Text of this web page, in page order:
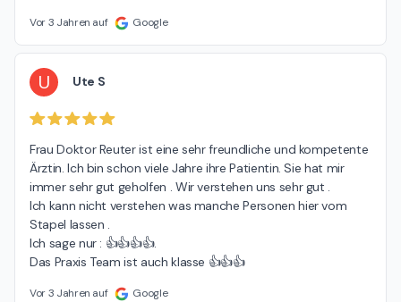
Vor 3 Jahren auf Google
U Ute S
Frau Doktor Reuter ist eine sehr freundliche und kompetente
Ärztin. Ich bin schon viele Jahre ihre Patientin. Sie hat mir
immer sehr gut geholfen . Wir verstehen uns sehr gut .
Ich kann nicht verstehen was manche Personen hier vom
Stapel lassen .
Ich sage nur : 👍👍👍👍.
Das Praxis Team ist auch klasse 👍👍👍
Vor 3 Jahren auf Google